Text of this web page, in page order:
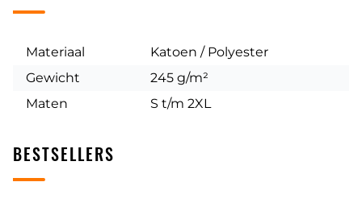
Materiaal
Katoen / Polyester
Gewicht
245 g/m²
Maten
S t/m 2XL
BESTSELLERS